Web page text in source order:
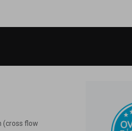
(cross flow